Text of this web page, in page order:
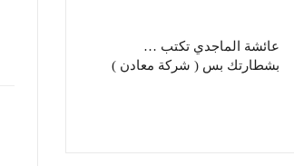
عائشة الماجدي تكتب …
بشطارتك بس ( شركة معادن )